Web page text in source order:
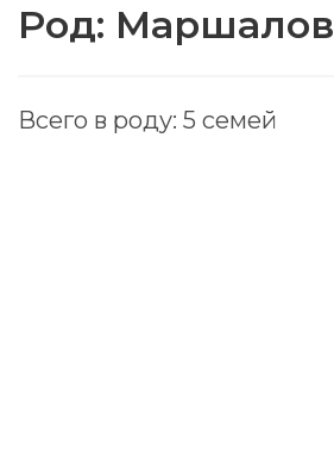
Род: Маршалов
Всего в роду: 5 семей